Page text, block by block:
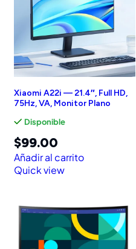
Xiaomi A22i — 21.4″, Full HD,
75Hz, VA, Monitor Plano
Disponible
$99.00
Añadir al carrito
Quick view